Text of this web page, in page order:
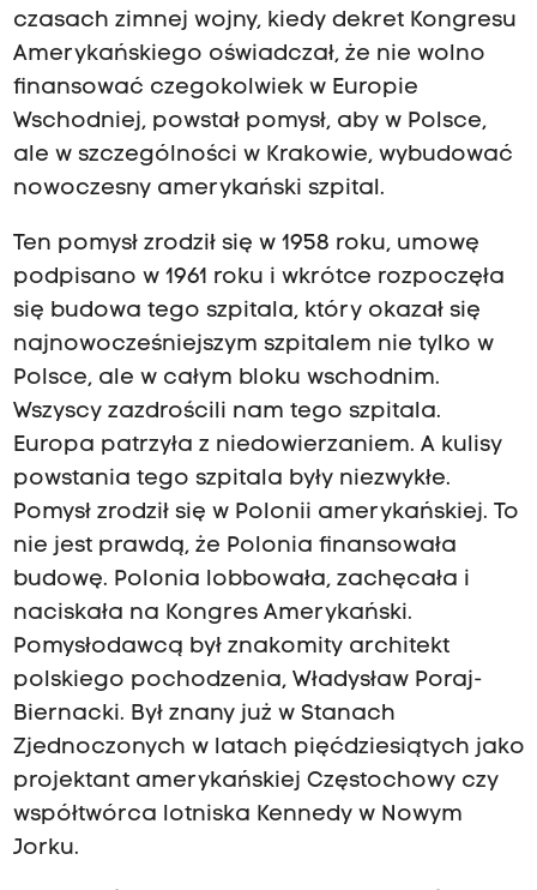
czasach zimnej wojny, kiedy dekret Kongresu
Amerykańskiego oświadczał, że nie wolno
finansować czegokolwiek w Europie
Wschodniej, powstał pomysł, aby w Polsce,
ale w szczególności w Krakowie, wybudować
nowoczesny amerykański szpital.
Ten pomysł zrodził się w 1958 roku, umowę
podpisano w 1961 roku i wkrótce rozpoczęła
się budowa tego szpitala, który okazał się
najnowocześniejszym szpitalem nie tylko w
Polsce, ale w całym bloku wschodnim.
Wszyscy zazdrościli nam tego szpitala.
Europa patrzyła z niedowierzaniem. A kulisy
powstania tego szpitala były niezwykłe.
Pomysł zrodził się w Polonii amerykańskiej. To
nie jest prawdą, że Polonia finansowała
budowę. Polonia lobbowała, zachęcała i
naciskała na Kongres Amerykański.
Pomysłodawcą był znakomity architekt
polskiego pochodzenia, Władysław Poraj-
Biernacki. Był znany już w Stanach
Zjednoczonych w latach pięćdziesiątych jako
projektant amerykańskiej Częstochowy czy
współtwórca lotniska Kennedy w Nowym
Jorku.